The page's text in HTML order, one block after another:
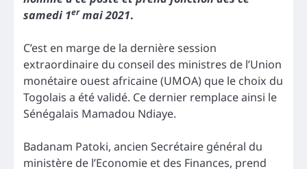
samedi 1ermai 2021.
C’est en marge de la dernière session
extraordinaire du conseil des ministres de l’Union
monétaire ouest africaine (UMOA) que le choix du
Togolais a été validé. Ce dernier remplace ainsi le
Sénégalais Mamadou Ndiaye.
Badanam Patoki, ancien Secrétaire général du
ministère de l’Economie et des Finances, prend